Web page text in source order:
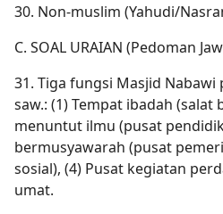
30. Non-muslim (Yahudi/
C. SOAL URAIAN (Pedoman
31. Tiga fungsi Masjid Nabawi
saw.: (1) Tempat ibadah (salat
menuntut ilmu (pusat
bermusyawarah (pusat
sosial), (4) Pusat kegiatan
umat.